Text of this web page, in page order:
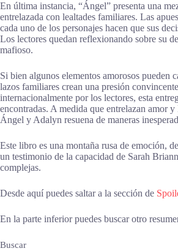
En última instancia, “Ángel” presenta una
entrelazada con lealtades familiares. Las
cada uno de los personajes hacen que sus
Los lectores quedan reflexionando sobre su
mafioso.
Si bien algunos elementos amorosos pueden
lazos familiares crean una presión
internacionalmente por los lectores, esta
encontradas. A medida que entrelazan amor
Ángel y Adalyn resuena de maneras
Este libro es una montaña rusa de emoción,
un testimonio de la capacidad de Sarah
complejas.
Desde aquí puedes saltar a la sección de
En la parte inferior puedes buscar otro
Buscar